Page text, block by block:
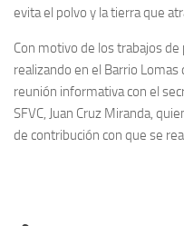
evita el polvo y la tierra que
Con motivo de los trabajos
realizando en el Barrio
reunión informativa con el
SFVC, Juan Cruz Miranda,
de contribución con que se